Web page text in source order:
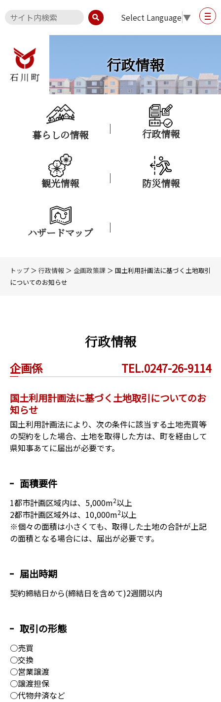
Select Language▼
行政情報
暮らしの情報 行政情報
観光情報 防災情報
ハザードマップ
トップ ＞ 行政情報 ＞ 企画政策課 ＞ 国土利用計画法に基づく土地取引
についてのお知らせ
行政情報
企画係 TEL.0247-26-9114
国土利用計画法に基づく土地取引についてのお
知らせ
国土利用計画法により、次の条件に該当する土地売買等
の契約をした場合、土地を取得した方は、町を経由して
県知事あてに届出が必要です。
面積要件
1都市計画区域内は、5,000m2以上
2都市計画区域外は、10,000m2以上
※個々の面積は小さくても、取得した土地の合計が上記
の面積となる場合には、届出が必要です。
届出時期
契約締結日から(締結日を含めて)2週間以内
取引の形態
○売買
○交換
○営業譲渡
○譲渡担保
○代物弁済など